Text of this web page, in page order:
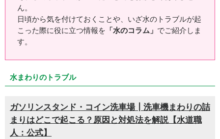
ん。
日頃から気を付けておくことや、いざ水のトラブルが起
こった際に役に立つ情報を 「水のコラム」 でご紹介しま
す。
水まわりのトラブル
ガソリンスタンド・コイン洗車場┃洗車機まわりの詰
まりはどこで起こる？原因と対処法を解説【水道職
人：公式】